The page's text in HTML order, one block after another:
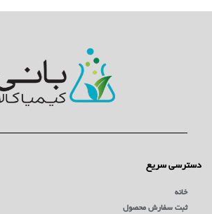
دسترسی سریع
خانه
ثبت سفارش محصول